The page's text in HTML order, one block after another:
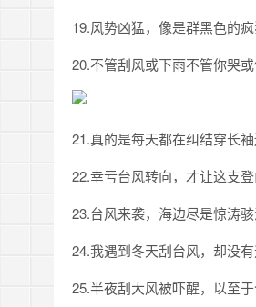
19.风势凶猛，像是群黑色的
20.不管刮风或下雨不管你哭
21.真的是每天都在纠结穿长
22.幸亏台风转向，才让这支
23.台风来袭，海边尽是惊涛
24.我遇到冬天刮台风，却没有
25.半夜刮大风被吓醒，以至